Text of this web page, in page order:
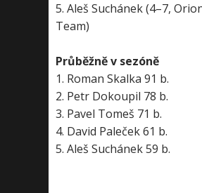
5. Aleš Suchánek (4–7,
Team)
Průběžně v sezóně
1. Roman Skalka 91 b.
2. Petr Dokoupil 78 b.
3. Pavel Tomeš 71 b.
4. David Paleček 61 b.
5. Aleš Suchánek 59 b.